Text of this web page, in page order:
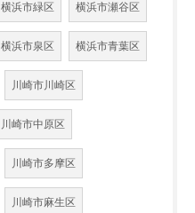
横浜市緑区 横浜市瀬谷区
横浜市泉区 横浜市青葉区
川崎市川崎区
川崎市中原区
川崎市多摩区
川崎市麻生区